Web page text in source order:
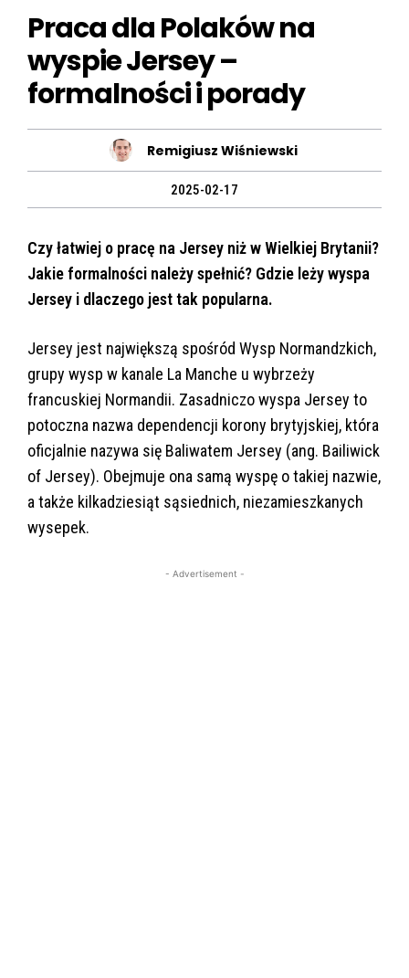
Praca dla Polaków na
wyspie Jersey –
formalności i porady
Remigiusz Wiśniewski
2025-02-17
Czy łatwiej o pracę na Jersey niż w Wielkiej Brytanii?
Jakie formalności należy spełnić? Gdzie leży wyspa
Jersey i dlaczego jest tak popularna.
Jersey jest największą spośród Wysp Normandzkich,
grupy wysp w kanale La Manche u wybrzeży
francuskiej Normandii. Zasadniczo wyspa Jersey to
potoczna nazwa dependencji korony brytyjskiej, która
oficjalnie nazywa się Baliwatem Jersey (ang. Bailiwick
of Jersey). Obejmuje ona samą wyspę o takiej nazwie,
a także kilkadziesiąt sąsiednich, niezamieszkanych
wysepek.
- Advertisement -